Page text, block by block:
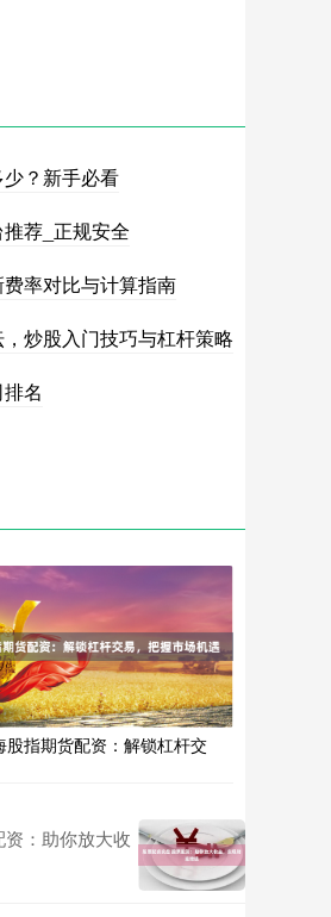
？新手必看
荐_正规安全
率对比与计算指南
炒股入门技巧与杠杆策略
名
股指期货配资：解锁杠杆交
：助你放大收